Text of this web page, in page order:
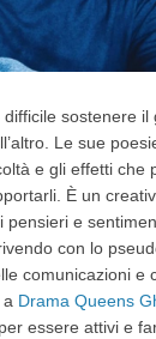
sostenere il
Le sue
e gli effetti che
È un
pensieri e
con lo
comunicazioni e
Drama Queens
essere attivi e